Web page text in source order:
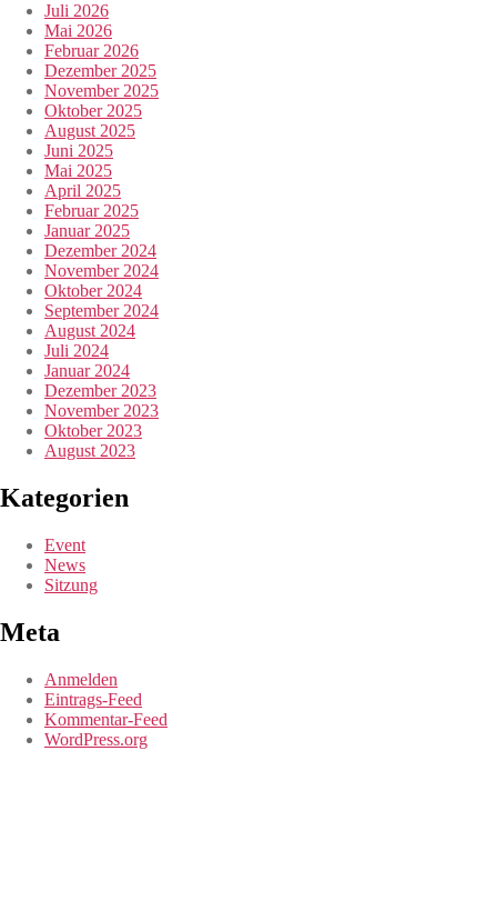
Juli 2026
Mai 2026
Februar 2026
Dezember 2025
November 2025
Oktober 2025
August 2025
Juni 2025
Mai 2025
April 2025
Februar 2025
Januar 2025
Dezember 2024
November 2024
Oktober 2024
September 2024
August 2024
Juli 2024
Januar 2024
Dezember 2023
November 2023
Oktober 2023
August 2023
Kategorien
Event
News
Sitzung
Meta
Anmelden
Eintrags-Feed
Kommentar-Feed
WordPress.org